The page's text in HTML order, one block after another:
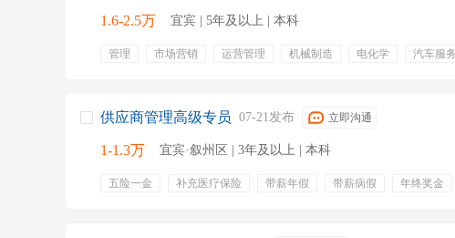
1.6-2.5万 宜宾 | 5年及以上 | 本科
管理 市场营销 运营管理 机械制造 电化学 汽车服务
供应商管理高级专员 07-21发布 立即沟通
1-1.3万 宜宾·叙州区 | 3年及以上 | 本科
五险一金 补充医疗保险 带薪年假 带薪病假 年终奖金